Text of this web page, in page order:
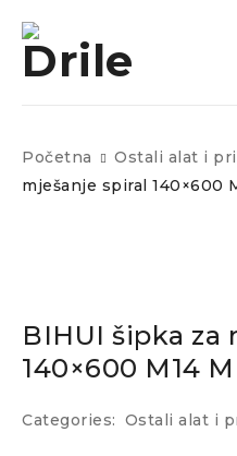
Početna Ostali alat i
mješanje spiral 140×600
BIHUI šipka za
140×600 M14
Categories: Ostali alat i